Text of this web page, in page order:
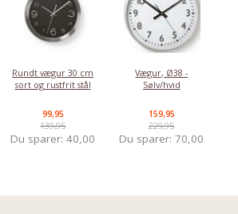
Rundt vægur 30 cm
sort og rustfrit stål
99,95
139,95
Du sparer:40,00
Vægur, Ø38 -
Sølv/hvid
159,95
229,95
Du sparer:70,00